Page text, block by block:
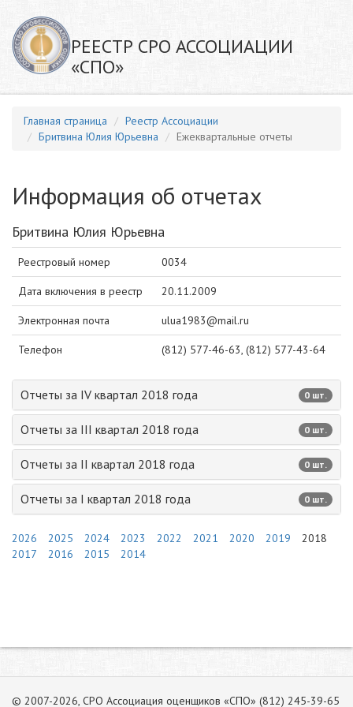
РЕЕСТР СРО АССОЦИАЦИИ
«СПО»
Главная страница
Реестр Ассоциации
Бритвина Юлия Юрьевна
Ежеквартальные отчеты
Информация об отчетах
Бритвина Юлия Юрьевна
Реестровый номер 0034
Дата включения в реестр 20.11.2009
Электронная почта ulua1983@mail.ru
Телефон (812) 577-46-63, (812) 577-43-64
Отчеты за IV квартал 2018 года 0 шт.
Отчеты за III квартал 2018 года 0 шт.
Отчеты за II квартал 2018 года 0 шт.
Отчеты за I квартал 2018 года 0 шт.
2026 2025 2024 2023 2022 2021 2020 2019
2018
2017
2016 2015 2014
© 2007-2026, СРО Ассоциация оценщиков «СПО» (812) 245-39-65